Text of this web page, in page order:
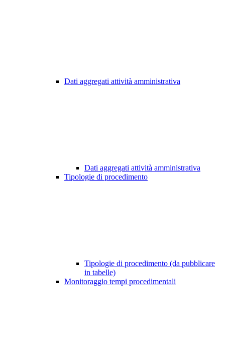
Dati aggregati attività amministrativa
Dati aggregati attività amministrativa
Tipologie di procedimento
Tipologie di procedimento (da pubblicare
in tabelle)
Monitoraggio tempi procedimentali